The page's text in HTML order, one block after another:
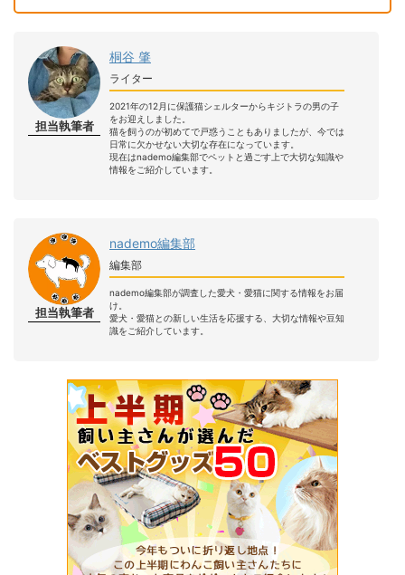
担当執筆者
桐谷 肇
ライター
2021年の12月に保護猫シェルターからキジトラの男の子
をお迎えしました。
猫を飼うのが初めてで戸惑うこともありましたが、今では
日常に欠かせない大切な存在になっています。
現在はnademo編集部でペットと過ごす上で大切な知識や
情報をご紹介しています。
担当執筆者
nademo編集部
編集部
nademo編集部が調査した愛犬・愛猫に関する情報をお届
け。
愛犬・愛猫との新しい生活を応援する、大切な情報や豆知
識をご紹介しています。